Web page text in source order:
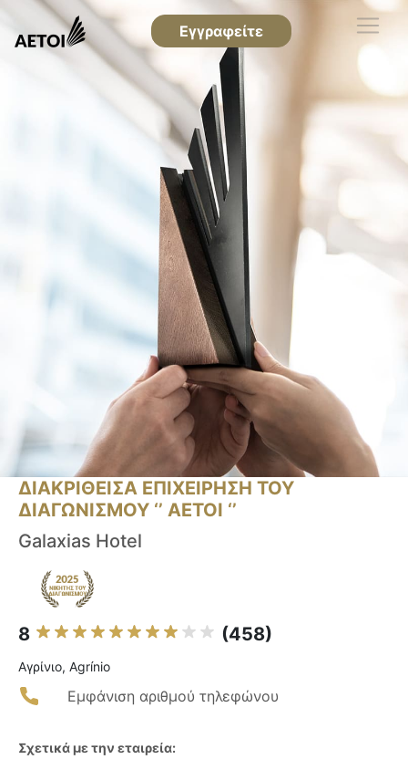
Εγγραφείτε
ΔΙΑΚΡΙΘΕΙΣΑ ΕΠΙΧΕΙΡΗΣΗ ΤΟΥ
ΔΙΑΓΩΝΙΣΜΟΥ ‘’ ΑΕΤΟΙ ‘’
Galaxias Hotel
8 (458)
Αγρίνιο, Agrínio
Εμφάνιση αριθμού τηλεφώνου
Σχετικά με την εταιρεία: